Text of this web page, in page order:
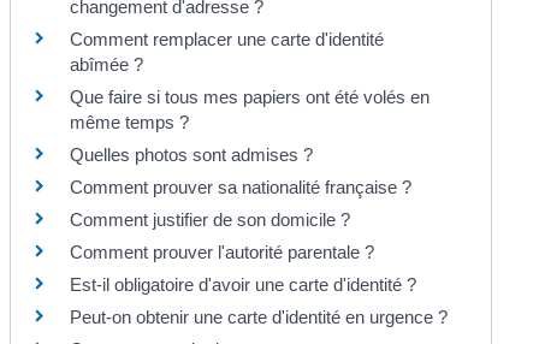
changement d'adresse ?
Comment remplacer une carte d'identité
abîmée ?
Que faire si tous mes papiers ont été volés en
même temps ?
Quelles photos sont admises ?
Comment prouver sa nationalité française ?
Comment justifier de son domicile ?
Comment prouver l'autorité parentale ?
Est-il obligatoire d'avoir une carte d'identité ?
Peut-on obtenir une carte d'identité en urgence ?